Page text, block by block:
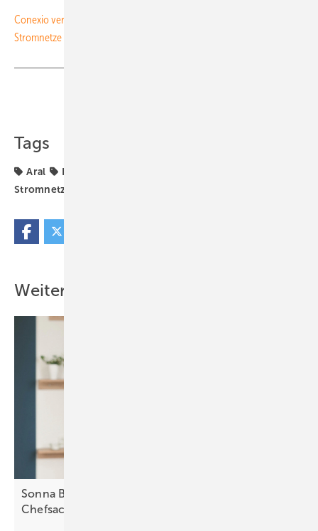
Conexio veranstaltet kostenlosen Workshop über die Zukunft der
Stromnetze
Tags
Aral DC-Technik
Stromnetz
Weitere Inhalte
Sonna Barry von Secida: „Cybersicherheit muss
Chefsache